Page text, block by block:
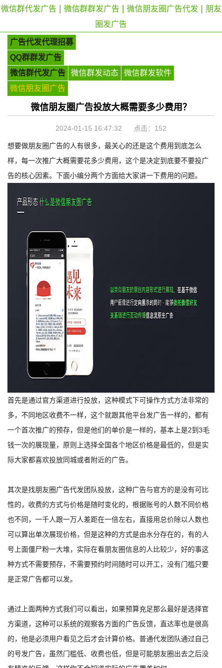
微信群代发广告 微信群群发广告 微信朋友圈广告代发
朋友
圈发广告
广告代发代理招募
QQ群群发广告
微信群代发广告
微信群发动态
微信群发软件
微信朋友圈广告
微信朋友圈广告投放大概需要多少费用？
2024-01-15 16:47:32 点击： 152
想要做朋友圈广告的人有很多，最关心的还是这个费用到底怎么
样，每一次推广大概需要花多少费用，这个是决定到底要不要投广
告的核心因素。下面小编分两个方面给大家讲一下费用的问题。
首先是通过官方渠道进行投放，这种模式下可操作方式方法非常的
多，不同地区收费不一样，这个就跟其他平台发广告一样的，都有
一个首次推广的预存，但是他们的单价是一样的，基本上是2到3毛
钱一次的展现量，原则上选择全国各个地区价格是最低的，但是实
际大家都喜欢投放同城或者附近的广告。
其次是找朋友圈广告代发团队投放，这种广告与官方的是没有可比
性的，收费的方式与价格是随时变化的，根据账号的人数不同价格
也不同，一千人跟一万人差距在一倍左右，直接用总价除以人数也
可以算出单次展现价格，但是这种的方式是由水分存在的，有的人
号上面僵尸粉一大堆，实际在看朋友圈信息的人比较少，好的事这
种方式不需要预存，不需要预约时间随时可以开工，没有门槛只要
是正常广告都可以发。
通过上面两种方式我们可以看出，如果预算充足那么最好是选择官
方渠道，这种可以系统的观察各方面的广告反馈，直达率也是很高
的，他是必须用户看见之后才会计算价格。普通代发团队通过自己
的号发广告，虽然门槛低、收费也低，但是可能朋友圈出去之后没